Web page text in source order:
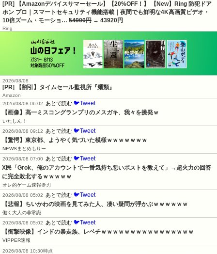
[PR] 【Amazonデバイスサマーセール】【20%OFF！】 【New】Ring 防犯ドア
ホン プロ｜スマートセキュリティ機能搭載｜夜間でも鮮明な4K高画質ビデオ・
10倍ズーム・モーショ… 54900円 → 43920円
Ring
2026/08/08
[PR] 【割引】タイムセール監視所『麺類』
Amazon
2026/08/08 06:02
あとで読む 🐦Tweet
【画像】高一ミスコングランプリのメスガキ、我々を挑発ｗ
いたしん！
2026/08/08 09:12
あとで読む 🐦Tweet
【驚愕】東京都、ようやく気づいた模様ｗｗｗｗｗｗｗ
NEWSまとめもりー
2026/08/08 07:00
あとで読む 🐦Tweet
X民「Grok、俺のアカウントで一番気持ち悪いポストを教えて」→超火力の回答
に完全敗北するｗｗｗｗｗ
オレ的ゲーム速報＠刃
2026/08/08 05:02
あとで読む 🐦Tweet
【悲報】ちいかわの映画を見てみた人、凄い疑問が浮かぶｗｗｗｗｗｗ
働く大人の非常識
2026/08/08 05:02
あとで読む 🐦Tweet
【衝撃映像】インドの暴走族、レベチｗｗｗｗｗｗｗｗｗｗｗｗｗｗｗｗ
VIPPER速報
2026/08/08 10:30時点